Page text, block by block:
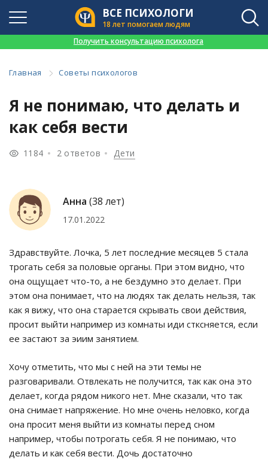
ВСЕ ПСИХОЛОГИ
18 лет помогаем людям
Получить консультацию психолога
Главная Советы психологов
Я не понимаю, что делать и
как себя вести
1184 2 ответов Дети
Анна (38 лет)
17.01.2022
Здравствуйте. Лочка, 5 лет последние месяцев 5 стала
трогать себя за половые органы. При этом видно, что
она ощущает что-то, а не бездумно это делает. При
этом она понимает, что на людях так делать нельзя, так
как я вижу, что она старается скрывать свои действия,
просит выйти например из комнаты иди стксняется, если
ее застают за эиим занятием.
Хочу отметить, что мы с ней на эти темы не
разговаривали. Отвлекать не получится, так как она это
делает, когда рядом никого нет. Мне сказали, что так
она снимает напряжение. Но мне очень неловко, когда
она просит меня выйти из комнаты перед сном
например, чтобы потрогать себя. Я не понимаю, что
делать и как себя вести. Дочь достаточно